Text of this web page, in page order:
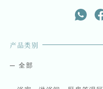
产品类别
全部